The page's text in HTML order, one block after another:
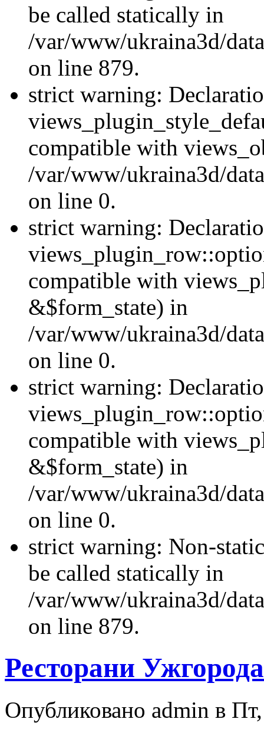
be called statically in
/var/www/ukraina3d/
on line 879.
strict warning:
compatible with
/var/www/ukraina3d/
on line 0.
strict warning:
compatible with
&$form_state) in
/var/www/ukraina3d/
on line 0.
strict warning:
compatible with
&$form_state) in
/var/www/ukraina3d/
on line 0.
strict warning: Non-
be called statically in
/var/www/ukraina3d/
on line 879.
Ресторани
Опубликовано admin в